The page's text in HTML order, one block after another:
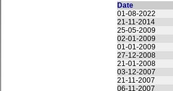
Date
01-08-2022
21-11-2014
25-05-2009
02-01-2009
01-01-2009
27-12-2008
21-01-2008
03-12-2007
21-11-2007
06-11-2007